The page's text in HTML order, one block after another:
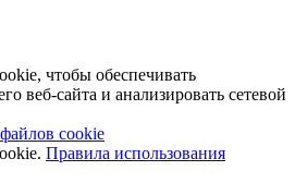
чтобы обеспечивать
веб-сайта и анализировать сетевой
cookie
Правила использования